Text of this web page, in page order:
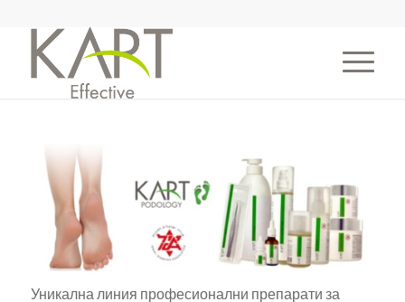
Уникална линия професионални препарати за